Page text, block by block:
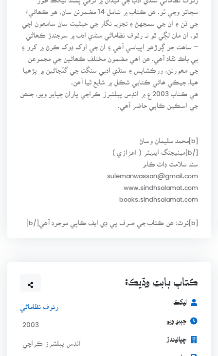
سڃاتو وڃي ٿو. ھن ڪتاب ۾ شامل 14 مضمونن سان، ھو ڪھاڻيءَ
جي فن ۽ ان جي سمجهڻ ۽ تجزيہ نگار جي حيثيت سان سامھون اچي
ٿو. ان مان لڳي ٿو تہ رئوف نظاماڻي سنڌي ادب ۾ سرجندڙ ڪھاڻي
– ساھت جو ڳوڙھو اڀياسي آھي ۽ ان جي اوک ڊوک ڪرڻ ۾ کرو ۽
بي باڪ نقاد آھي. ھن اھي مضمون مختلف ڪھاڻين جي مجموعن
جي مھورتن، ورڪشاپس ۽ سنڌي ادبي سنگت جي گڏجاڻين ۾ پڙھيا
ھيا، جيڪي ھاڻي ڪتابي شڪل ۾ شايع ٿيا آھن.
ھي ڪتاب 2003ع ۾ انڊس پبلشرز ڪراچي پاران ڇپايو ويو، جنھن
جي اسڪين ڪاپي حاضر آھي.
[b]محمد سليمان وساڻ
[/b]مينيجنگ ايڊيٽر ( اعزازي )
سنڌ سلامت ڊاٽ ڪام
sulemanwassan@gmail.com
www.sindhsalamat.com
books.sindhsalamat.com
[b]نوٽ: ھن ڪتاب جي صرف پي ڊي ايف ڪاپي موجود آھي[/b]
ڪتاب بابت وڌيڪ:
ليکڪ رئوف نظاماڻي
ڇپيو ويو 2003
ڇپائيندڙ انڊس پبلشرز ڪراچي